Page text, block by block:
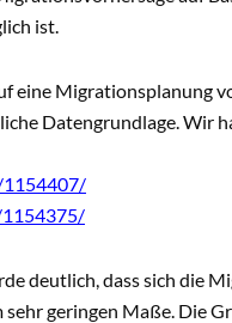
ist.
eine Migrationsplanung
Datengrundlage. Wir
deutlich, dass sich die
geringen Maße. Die